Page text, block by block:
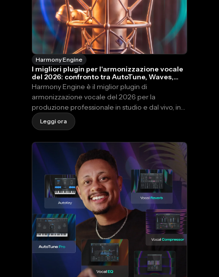
Harmony Engine
I migliori plugin per l'armonizzazione vocale
del 2026: confronto tra AutoTune, Waves,
iZotope e altri.
Harmony Engine è il miglior plugin di
armonizzazione vocale del 2026 per la
produzione professionale in studio e dal vivo, in
grado di generare fino a quattro voci armoniche
modellate dall'IA e controllabili in modo
VST3, AU e AAX su Mac e Windows.
Leggi ora